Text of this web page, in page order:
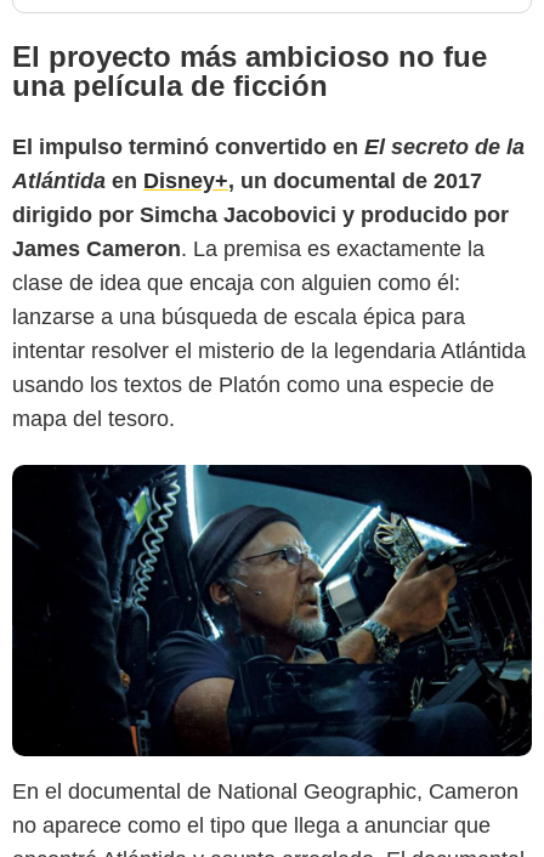
El proyecto más ambicioso no fue
una película de ficción
El impulso terminó convertido en El secreto de la
Atlántida en Disney+, un documental de 2017
dirigido por Simcha Jacobovici y producido por
James Cameron. La premisa es exactamente la
clase de idea que encaja con alguien como él:
lanzarse a una búsqueda de escala épica para
intentar resolver el misterio de la legendaria Atlántida
usando los textos de Platón como una especie de
mapa del tesoro.
Disney+
En el documental de National Geographic, Cameron
no aparece como el tipo que llega a anunciar que